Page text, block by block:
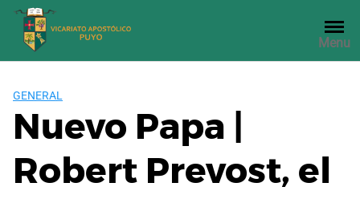
Saltar
contenido
Menu
GENERAL
Nuevo Papa |
Robert Prevost, el